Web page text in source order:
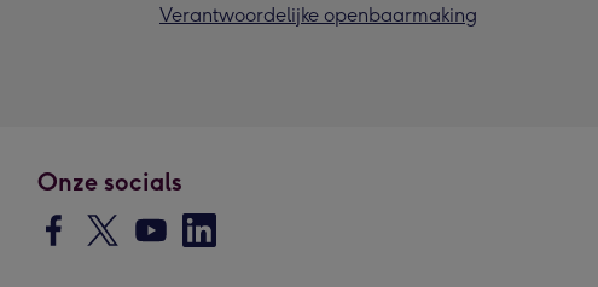
Verantwoordelijke openbaarmaking
Onze socials